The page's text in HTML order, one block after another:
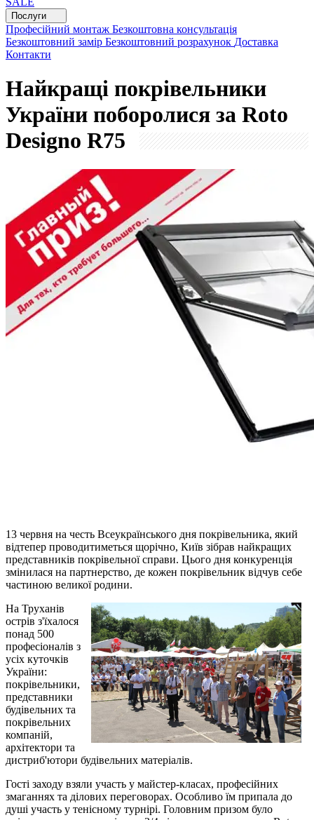
Послуги
Професійний монтаж Безкоштовна консультація
Безкоштовний замір Безкоштовний розрахунок Доставка
Контакти
Найкращі покрівельники
України поборолися за Roto
Designo R75
13 червня на честь Всеукраїнського дня покрівельника, який
відтепер проводитиметься щорічно, Київ зібрав найкращих
представників покрівельної справи. Цього дня конкуренція
змінилася на партнерство, де кожен покрівельник відчув себе
частиною великої родини.
На Труханів
острів з'їхалося
понад 500
професіоналів з
усіх куточків
України:
покрівельники,
представники
будівельних та
покрівельних
компаній,
архітектори та
дистриб'ютори будівельних матеріалів.
Гості заходу взяли участь у майстер-класах, професійних
змаганнях та ділових переговорах. Особливо їм припала до
душі участь у тенісному турнірі. Головним призом було